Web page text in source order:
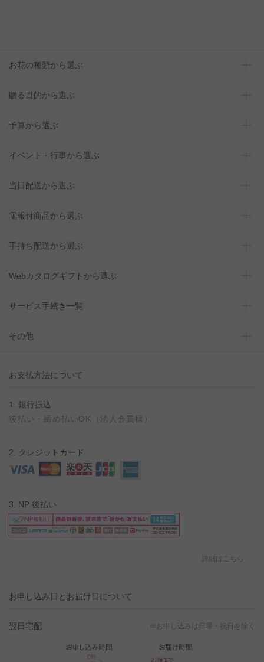
お花の種類から選ぶ
贈る目的から選ぶ
予算から選ぶ
イベント・行事から選ぶ
当日配送から選ぶ
電報付商品から選ぶ
手持ち配送から選ぶ
Webカタログギフトから選ぶ
サービス手続き一覧
その他
お支払方法について
1. 銀行振込
後払い・締め払いOK（法人会員様）
2. クレジットカード
3. NP 後払い
詳細はこちら
お申し込み日とお届け日について
翌日宅配 ※お申し込みは日曜・祝日を除く